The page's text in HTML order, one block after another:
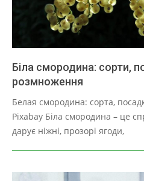
Біла смородина: сорти,
розмноження
Белая смородина: сорта,
Pixabay Біла смородина – це
дарує ніжні, прозорі ягоди,